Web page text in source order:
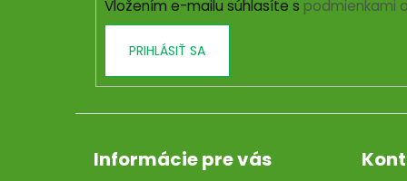
Vložením e-mailu súhlasíte s podmienkami
PRIHLÁSIŤ SA
Informácie pre vás